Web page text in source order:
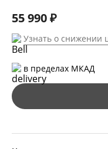
55 990 ₽
Узнать о снижении
в пределах МКАД